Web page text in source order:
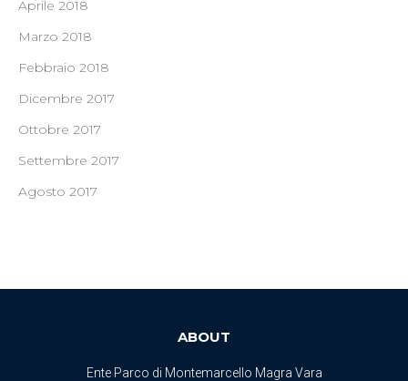
Aprile 2018
Marzo 2018
Febbraio 2018
Dicembre 2017
Ottobre 2017
Settembre 2017
Agosto 2017
ABOUT
Ente Parco di Montemarcello Magra Vara